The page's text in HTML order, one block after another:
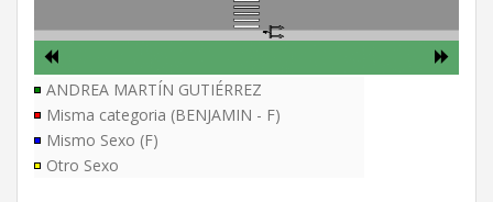
ANDREA MARTÍN GUTIÉRREZ
Misma categoria (BENJAMIN - F)
Mismo Sexo (F)
Otro Sexo